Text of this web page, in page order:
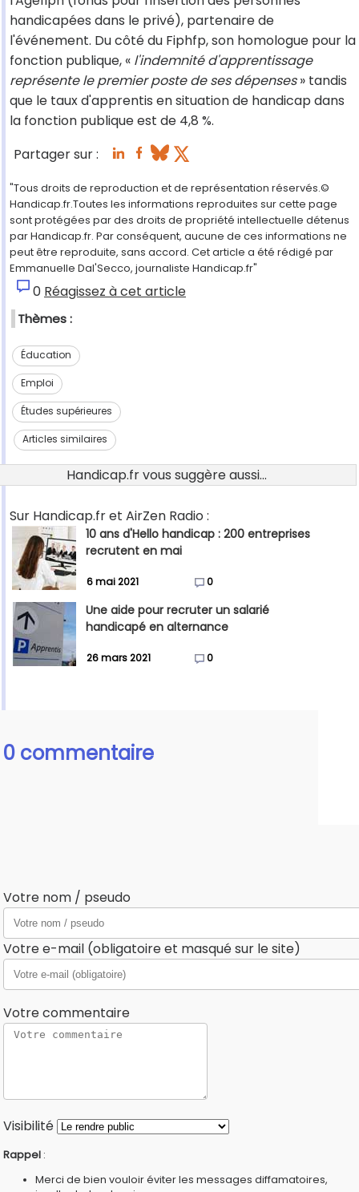
handicapées dans le privé), partenaire de
l'événement. Du côté du Fiphfp, son homologue pour la
fonction publique, « l'indemnité d'apprentissage
représente le premier poste de ses dépenses» tandis
que le taux d'apprentis en situation de handicap dans
la fonction publique est de 4,8 %.
Partager sur :
"Tous droits de reproduction et de représentation réservés.©
Handicap.fr.Toutes les informations reproduites sur cette page
sont protégées par des droits de propriété intellectuelle détenus
par Handicap.fr. Par conséquent, aucune de ces informations ne
peut être reproduite, sans accord. Cet article a été rédigé par
Emmanuelle Dal'Secco, journaliste Handicap.fr"
0 Réagissez à cet article
Thèmes :
Éducation
Emploi
Études supérieures
Articles similaires
Handicap.fr vous suggère aussi...
Sur Handicap.fr et AirZen Radio :
10 ans d'Hello handicap : 200 entreprises
recrutent en mai
6 mai 2021 0
Une aide pour recruter un salarié
handicapé en alternance
26 mars 2021 0
0 commentaire
Votre nom / pseudo
Votre e-mail (obligatoire et masqué sur le site)
Votre commentaire
Visibilité
Rappel :
Merci de bien vouloir éviter les messages diffamatoires,